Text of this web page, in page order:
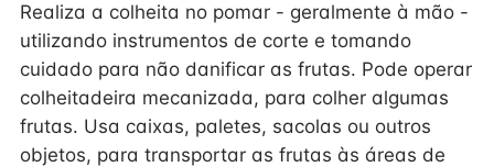
Realiza a colheita no pomar - geralmente à mão -
utilizando instrumentos de corte e tomando
cuidado para não danificar as frutas. Pode operar
colheitadeira mecanizada, para colher algumas
frutas. Usa caixas, paletes, sacolas ou outros
objetos, para transportar as frutas às áreas de